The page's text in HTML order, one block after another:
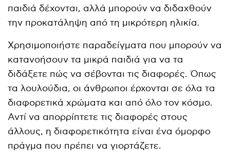
παιδιά δέχονται, αλλά μπορούν να διδαχθούν
την προκατάληψη από τη μικρότερη ηλικία.
Χρησιμοποιήστε παραδείγματα που μπορούν να
κατανοήσουν τα μικρά παιδιά για να τα
διδάξετε πώς να σέβονται τις διαφορές. Όπως
τα λουλούδια, οι άνθρωποι έρχονται σε όλα τα
διαφορετικά χρώματα και από όλο τον κόσμο.
Αντί να απορρίπτετε τις διαφορές στους
άλλους, η διαφορετικότητα είναι ένα όμορφο
πράγμα που πρέπει να γιορτάζετε.